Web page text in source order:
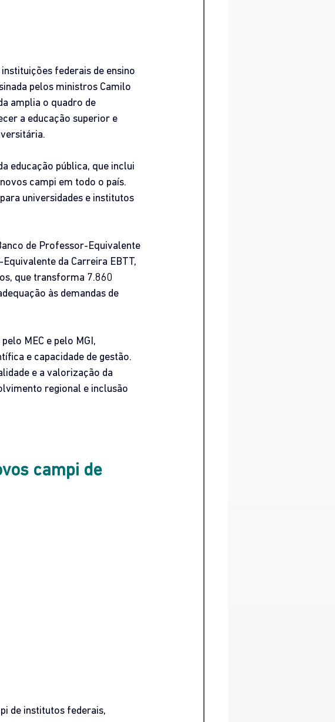
federais de ensino
pelos ministros Camilo
amplia o quadro de
a educação superior e
educação pública, que inclui
campi em todo o país.
universidades e institutos
de Professor-Equivalente
da Carreira EBTT,
que transforma 7.860
às demandas de
MEC e pelo MGI,
e capacidade de gestão.
e a valorização da
regional e inclusão
campi de
de institutos federais,